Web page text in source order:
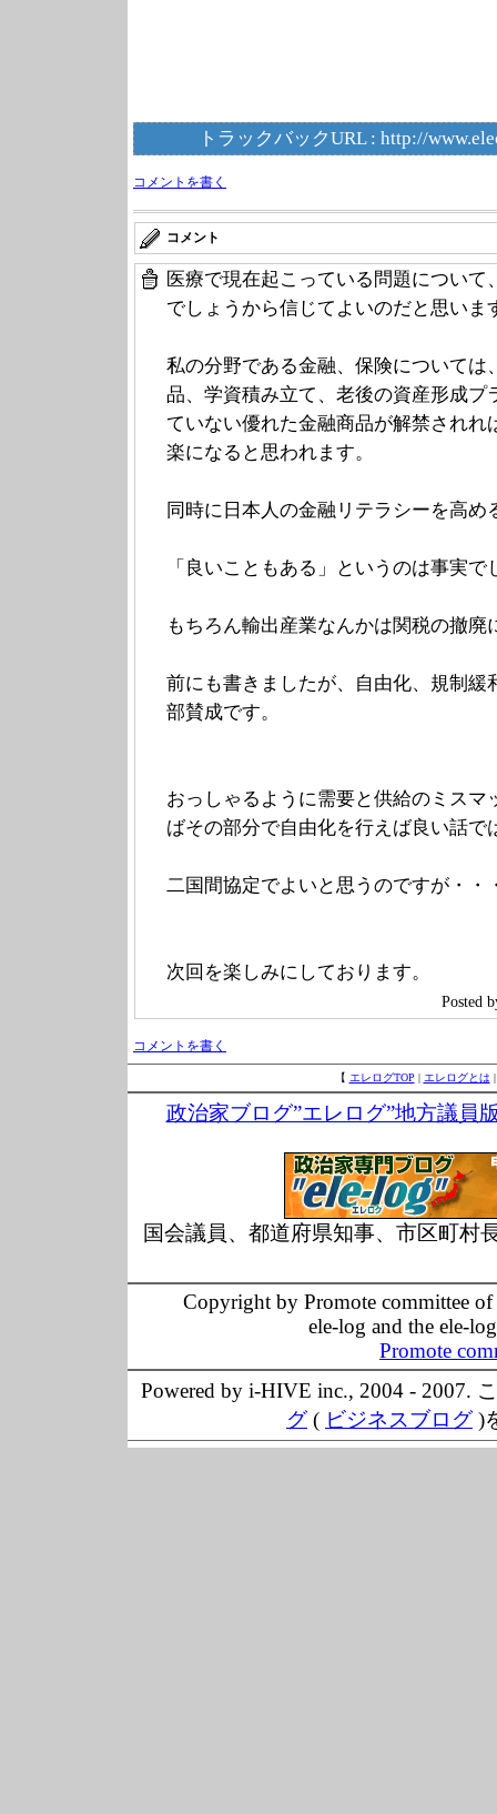
トラックバックURL : http://
コメントを書く
コメント
医療で現在起こっている問題につい
でしょうから信じてよいのだと思いま
私の分野である金融、保険については
品、学資積み立て、老後の資産形成プ
ていない優れた金融商品が解禁されれ
楽になると思われます。
同時に日本人の金融リテラシーを高め
「良いこともある」というのは事実で
もちろん輸出産業なんかは関税の撤
前にも書きましたが、自由化、規制緩
部賛成です。
おっしゃるように需要と供給のミスマ
ばその部分で自由化を行えば良い話で
二国間協定でよいと思うのですが・・
次回を楽しみにしております。
Posted
コメントを書く
【 エレログTOP | エレログとは
政治家ブログ”エレログ”地方議員
国会議員、都道府県知事、市区町村
Copyright by Promote committee
ele-log and the ele-
Promote
Powered by i-HIVE inc., 2004 - 2007.
グ( ビジネスブログ)